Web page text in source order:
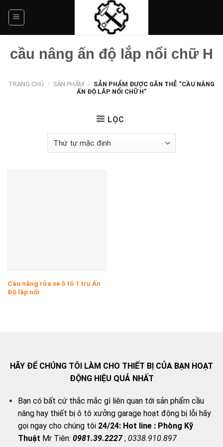
cầu nâng ấn độ lắp nổi chữ H
TRANG CHỦ / SẢN PHẨM / SẢN PHẨM ĐƯỢC GẮN THẺ “CẦU NÂNG
ẤN ĐỘ LẮP NỔI CHỮ H”
LỌC
Cầu nâng rửa xe ô tô 1 trụ Ấn
Độ lắp nổi
HÃY ĐỂ CHÚNG TÔI LÀM CHO THIẾT BỊ CỦA BẠN HOẠT
ĐỘNG HIỆU QUẢ NHẤT
Bạn có bất cứ thắc mắc gì liên quan tới sản phẩm cầu
nâng hay thiết bị ô tô xưởng garage hoạt động bị lỗi hãy
gọi ngay cho chúng tôi 24/24: Hot line : Phòng Kỹ
Thuật Mr Tiên: 0981.39.2227; 0338.910.897